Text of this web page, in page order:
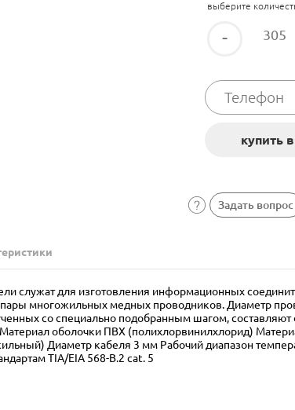
выберите
-
Задать вопрос
служат для изготовления информационных
пары многожильных медных проводников. Диаметр
со специально подобранным шагом,
оболочки ПВХ (полихлорвинилхлорид)
Диаметр кабеля 3 мм Рабочий диапазон
TIA/EIA 568-B.2 cat. 5